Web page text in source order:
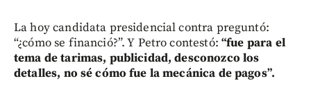
La hoy candidata presidencial contra preguntó:
“¿cómo se financió?”. Y Petro contestó: “fue para el
tema de tarimas, publicidad, desconozco los
detalles, no sé cómo fue la mecánica de pagos”.